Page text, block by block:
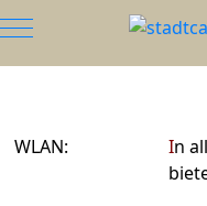
Mobile Menu Toggle
WLAN: In